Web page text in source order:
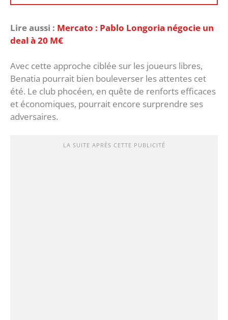
Lire aussi : Mercato : Pablo Longoria négocie un
deal à 20 M€
Avec cette approche ciblée sur les joueurs libres,
Benatia pourrait bien bouleverser les attentes cet
été. Le club phocéen, en quête de renforts efficaces
et économiques, pourrait encore surprendre ses
adversaires.
LA SUITE APRÈS CETTE PUBLICITÉ